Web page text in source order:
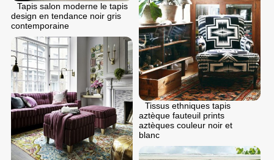
Tapis salon moderne le tapis
design en tendance noir gris
contemporaine
Tissus ethniques tapis
aztèque fauteuil prints
aztèques couleur noir et
blanc